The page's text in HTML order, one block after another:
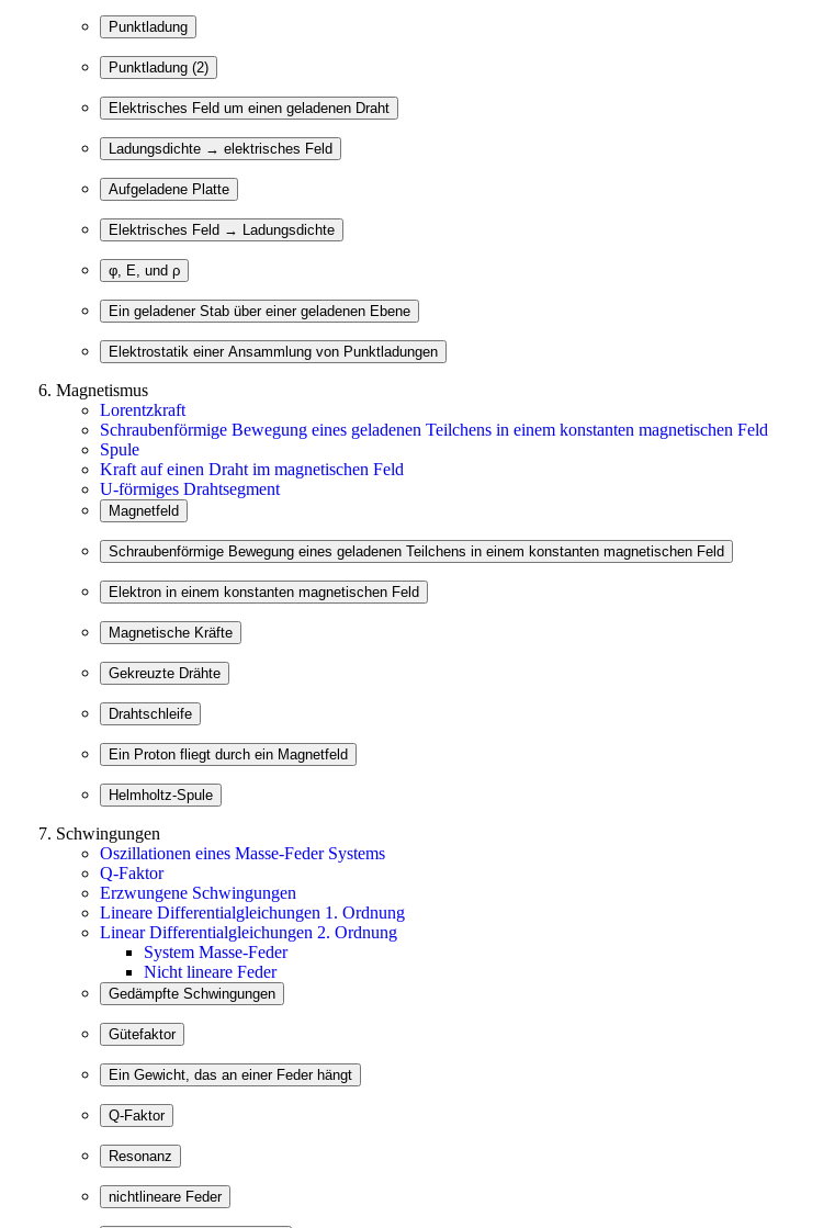
Magnetismus
Lorentzkraft
Schraubenförmige Bewegung eines geladenen Teilchens in einem konstanten magnetischen Feld
Spule
Kraft auf einen Draht im magnetischen Feld
U-förmiges Drahtsegment
Schwingungen
Oszillationen eines Masse-Feder Systems
Q-Faktor
Erzwungene Schwingungen
Lineare Differentialgleichungen 1. Ordnung
Linear Differentialgleichungen 2. Ordnung
System Masse-Feder
Nicht lineare Feder